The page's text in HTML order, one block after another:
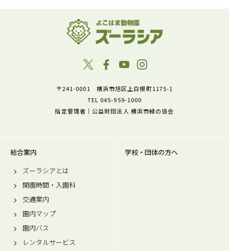
〒241-0001 横浜市旭区上白根町1175-1
TEL 045-959-1000
指定管理者｜公益財団法人 横浜市緑の協会
総合案内
ズーラシアとは
開園時間・入園料
交通案内
園内マップ
園内バス
レンタルサービス
学校・団体の方へ